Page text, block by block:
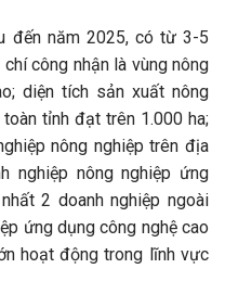
đến năm 2025, có từ 3-5
công nhận là vùng nông
diện tích sản xuất nông
tỉnh đạt trên 1.000 ha;
nông nghiệp trên địa
nghiệp nông nghiệp ứng
2 doanh nghiệp ngoài
ứng dụng công nghệ cao
hoạt động trong lĩnh vực